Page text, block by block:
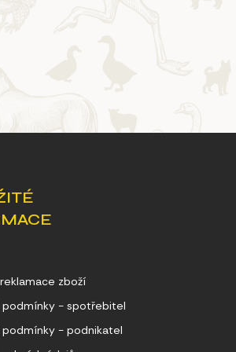
zboží
podmínky - spotřebitel
- podnikatel